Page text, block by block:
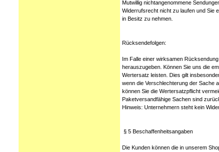
Mutwillig nichtangenommene
Widerrufsrecht nicht zu laufen und Sie
in Besitz zu nehmen.
Rücksendefolgen:
Im Falle einer wirksamen
herauszugeben. Können Sie uns die
Wertersatz leisten. Dies gilt
wenn die Verschlechterung der Sache
können Sie die Wertersatzpflicht
Paketversandfähige Sachen sind
Hinweis: Unternehmern steht kein
§ 5 Beschaffenheitsangaben
Die Kunden können die in unserem